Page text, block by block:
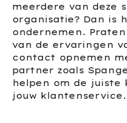
meerdere van deze
organisatie? Dan is
ondernemen.
van de ervaringen
contact opnemen
partner zoals
helpen om de juiste
jouw klantenservice.